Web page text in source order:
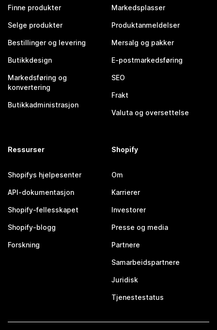
Finne produkter
Selge produkter
Bestillinger og levering
Butikkdesign
Markedsføring og
konvertering
Butikkadministrasjon
Markedsplasser
Produktanmeldelser
Mersalg og pakker
E-postmarkedsføring
SEO
Frakt
Valuta og oversettelse
Ressurser
Shopifys hjelpesenter
API-dokumentasjon
Shopify-fellesskapet
Shopify-blogg
Forskning
Shopify
Om
Karrierer
Investorer
Presse og media
Partnere
Samarbeidspartnere
Juridisk
Tjenestestatus